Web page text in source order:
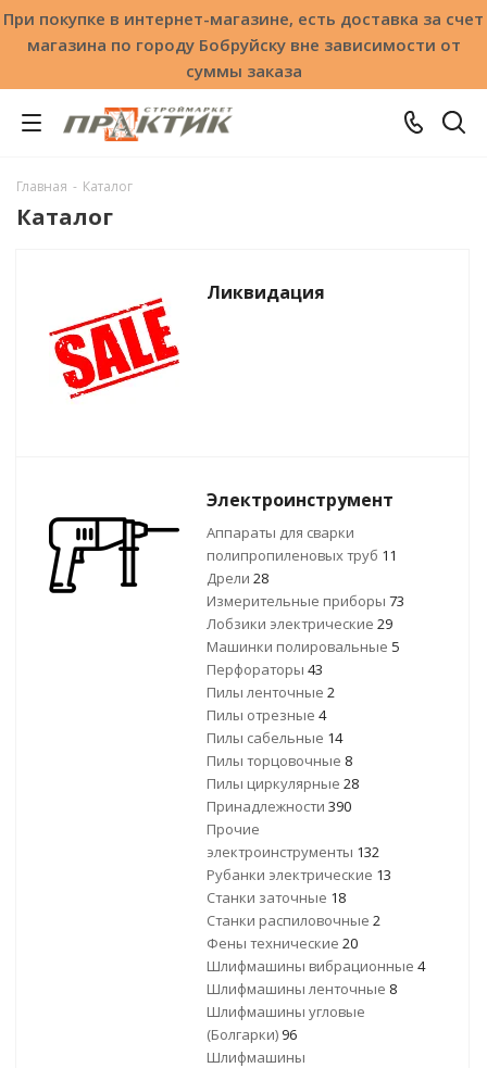
При покупке в интернет-магазине, есть доставка за счет
магазина по городу Бобруйску вне зависимости от
суммы заказа
Главная - Каталог
Каталог
Ликвидация
Электроинструмент
Аппараты для сварки
полипропиленовых труб 11
Дрели 28
Измерительные приборы 73
Лобзики электрические 29
Машинки полировальные 5
Перфораторы 43
Пилы ленточные 2
Пилы отрезные 4
Пилы сабельные 14
Пилы торцовочные 8
Пилы циркулярные 28
Принадлежности 390
Прочие
электроинструменты 132
Рубанки электрические 13
Станки заточные 18
Станки распиловочные 2
Фены технические 20
Шлифмашины вибрационные 4
Шлифмашины ленточные 8
Шлифмашины угловые
(Болгарки) 96
Шлифмашины